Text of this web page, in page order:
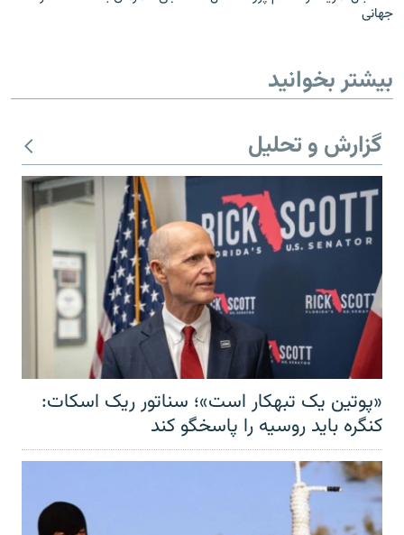
جهانی
بیشتر بخوانید
گزارش و تحلیل
«پوتین یک تبهکار است»؛ سناتور ریک اسکات:
کنگره باید روسیه را پاسخگو کند